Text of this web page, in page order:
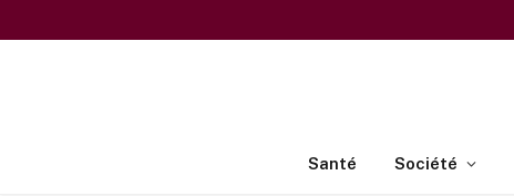
Santé Société